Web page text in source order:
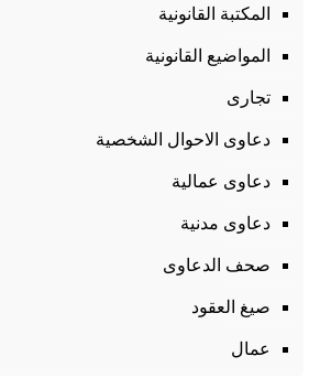
المكتبة القانونية
المواضيع القانونية
تجارى
دعاوى الاحوال الشخصية
دعاوى عمالية
دعاوى مدنية
صحف الدعاوى
صيغ العقود
عمال